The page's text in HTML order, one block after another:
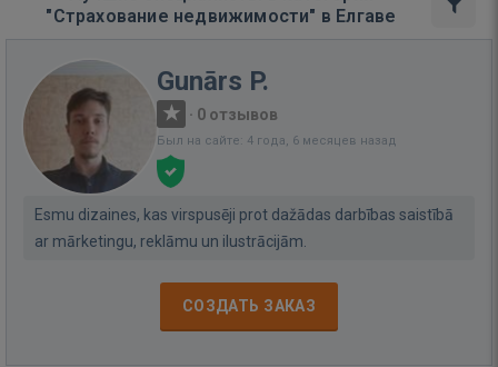
"Страхование недвижимости" в Елгаве
Gunārs P.
· 0 отзывов
Был на сайте: 4 года, 6 месяцев назад
Esmu dizaines, kas virspusēji prot dažādas darbības saistībā
ar mārketingu, reklāmu un ilustrācijām.
СОЗДАТЬ ЗАКАЗ